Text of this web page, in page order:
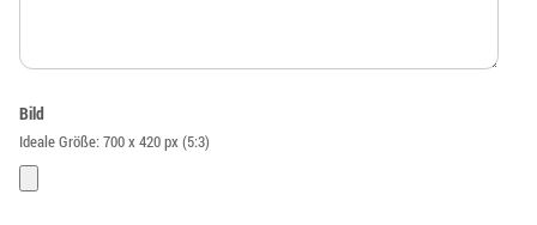
Bild
Ideale Größe: 700 x 420 px (5:3)